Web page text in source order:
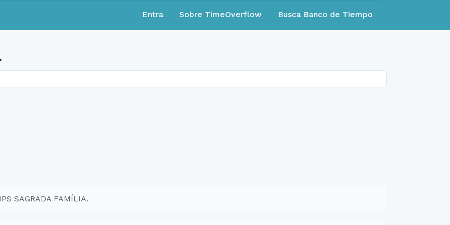
Entra Sobre TimeOverflow Busca Banco de Tiempo
SAGRADA FAMÍLIA.